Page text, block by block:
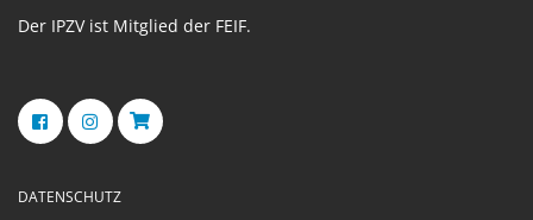
Der IPZV ist Mitglied der FEIF.
DATENSCHUTZ